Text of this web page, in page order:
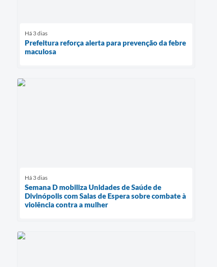
Há 3 dias
Prefeitura reforça alerta para prevenção da febre
maculosa
Há 3 dias
Semana D mobiliza Unidades de Saúde de
Divinópolis com Salas de Espera sobre combate à
violência contra a mulher